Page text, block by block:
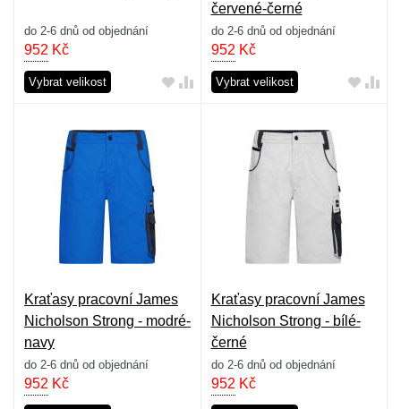
do 2-6 dnů od objednání
952 Kč
Vybrat velikost
červené-černé
do 2-6 dnů od objednání
952 Kč
Vybrat velikost
Kraťasy pracovní James
Nicholson Strong - modré-
navy
do 2-6 dnů od objednání
952 Kč
Kraťasy pracovní James
Nicholson Strong - bílé-
černé
do 2-6 dnů od objednání
952 Kč